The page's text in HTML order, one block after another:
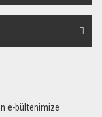
e-bültenimize